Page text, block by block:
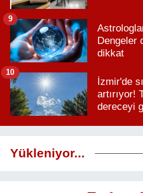
Dengeler
dikkat
9
İzmir'de
artırıyor!
dereceyi
10
Yükleniyor...